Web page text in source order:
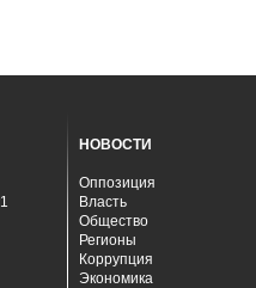
НОВОСТИ
Оппозиция
Власть
Общество
Регионы
Коррупция
Экономика